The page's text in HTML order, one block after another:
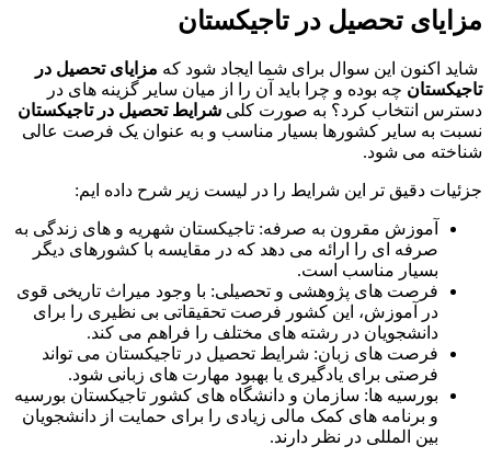
مزایای تحصیل در تاجیکستان
شاید اکنون این سوال برای شما ایجاد شود که مزایای تحصیل در
تاجیکستان چه بوده و چرا باید آن را از میان سایر گزینه های در
دسترس انتخاب کرد؟ به صورت کلی شرایط تحصیل در تاجیکستان
نسبت به سایر کشورها بسیار مناسب و به عنوان یک فرصت عالی
شناخته می شود.
جزئیات دقیق تر این شرایط را در لیست زیر شرح داده ایم:
آموزش مقرون به صرفه: تاجیکستان شهریه و های زندگی به
صرفه ای را ارائه می دهد که در مقایسه با کشورهای دیگر
بسیار مناسب است.
فرصت های پژوهشی و تحصیلی: با وجود میراث تاریخی قوی
در آموزش، این کشور فرصت تحقیقاتی بی نظیری را برای
دانشجویان در رشته های مختلف را فراهم می کند.
فرصت های زبان: شرایط تحصیل در تاجیکستان می تواند
فرصتی برای یادگیری یا بهبود مهارت های زبانی شود.
بورسیه ها: سازمان و دانشگاه های کشور تاجیکستان بورسیه
و برنامه های کمک مالی زیادی را برای حمایت از دانشجویان
بین المللی در نظر دارند.